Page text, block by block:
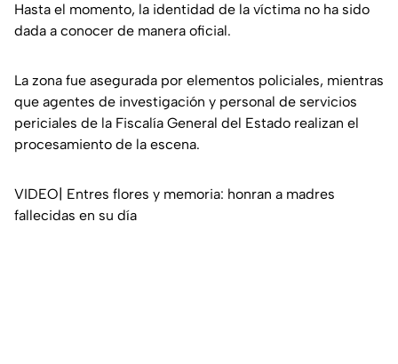
Hasta el momento, la identidad de la víctima no ha sido
dada a conocer de manera oficial.
La zona fue asegurada por elementos policiales, mientras
que agentes de investigación y personal de servicios
periciales de la Fiscalía General del Estado realizan el
procesamiento de la escena.
VIDEO| Entres flores y memoria: honran a madres
fallecidas en su día